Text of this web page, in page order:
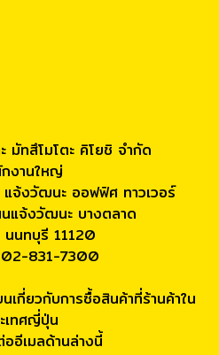
มัทสึโมโตะ คิโยชิ จำกัด
งานใหญ่
จ้งวัฒนะ ออฟฟิศ ทาวเวอร์
จ้งวัฒนะ บางตลาด
นนทบุรี 11120
02-831-7300
เกี่ยวกับการซื้อสินค้าที่ร้านค้าใน
เทศญี่ปุ่น
อีเมลด้านล่างนี้